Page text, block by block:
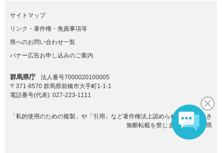
サイトマップ
リンク・著作権・免責事項等
県へのお問い合わせ一覧
バナー広告お申し込みのご案内
群馬県庁
法人番号7000020100005
〒371-8570 群馬県前橋市大手町1-1-1
電話番号(代表): 027-223-1111
「私的使用のための複製」や「引用」など著作権法上認められた場合を除き
無断転載を禁じます。(C)群馬県